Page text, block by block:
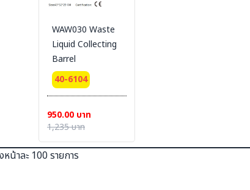
ผ่นกันลื่น
WAW030 Waste
Liquid Collecting
Barrel
40-6104
950.00 บาท
1,235 บาท
น้าละ 100 รายการ